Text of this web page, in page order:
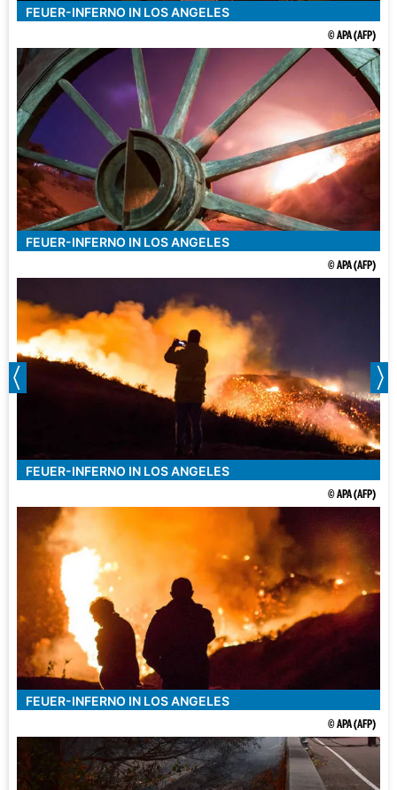
FEUER-INFERNO IN LOS ANGELES
© APA (AFP)
FEUER-INFERNO IN LOS ANGELES
© APA (AFP)
FEUER-INFERNO IN LOS ANGELES
© APA (AFP)
FEUER-INFERNO IN LOS ANGELES
© APA (AFP)